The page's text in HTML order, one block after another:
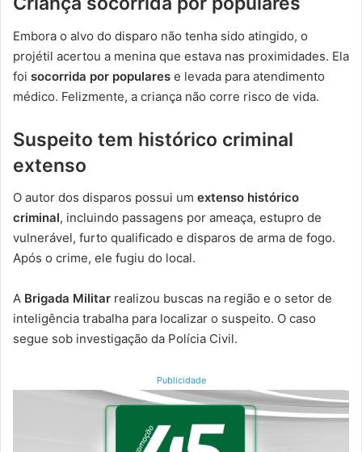
Embora o alvo do disparo não tenha sido atingido, o
projétil acertou a menina que estava nas proximidades. Ela
foi socorrida por populares e levada para atendimento
médico. Felizmente, a criança não corre risco de vida.
Suspeito tem histórico criminal
extenso
O autor dos disparos possui um extenso histórico
criminal, incluindo passagens por ameaça, estupro de
vulnerável, furto qualificado e disparos de arma de fogo.
Após o crime, ele fugiu do local.
A Brigada Militar realizou buscas na região e o setor de
inteligência trabalha para localizar o suspeito. O caso
segue sob investigação da Polícia Civil.
Publicidade